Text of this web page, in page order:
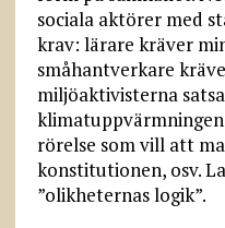
sociala aktörer med
krav: lärare kräver
småhantverkare
miljöaktivisterna
rörelse som vill att
konstitutionen, osv.
”olikheternas logik”.